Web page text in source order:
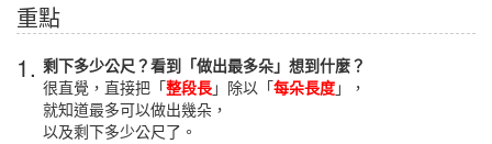
重點
1. 剩下多少公尺？看到「做出最多朵」想到什麼？
很直覺，直接把「整段長」除以「每朵長度」，
就知道最多可以做出幾朵，
以及剩下多少公尺了。